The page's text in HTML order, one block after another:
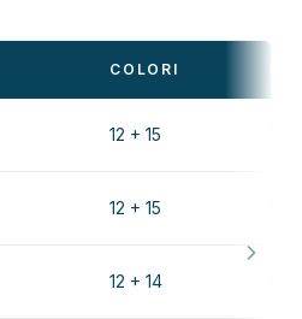
COLORI
12 + 15
12 + 15
12 + 14